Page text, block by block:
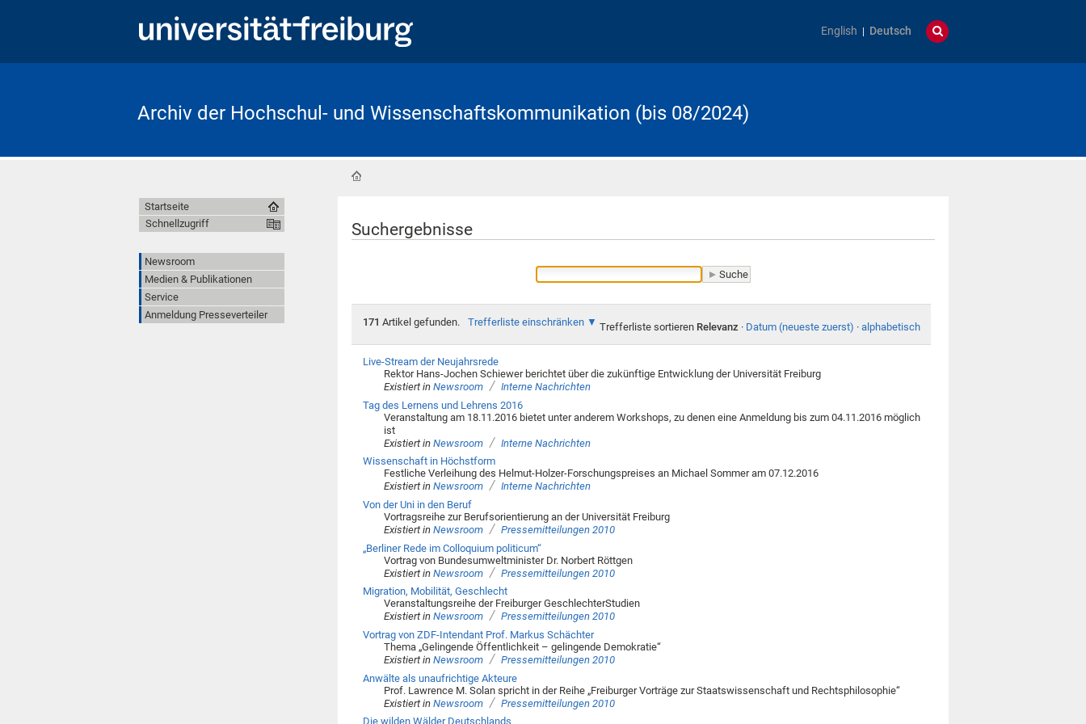
English Deutsch
Archiv der Hochschul- und Wissenschaftskommunikation (bis 08/2024)
Suchergebnisse
171 Artikel gefunden. Trefferliste einschränken Trefferliste sortieren Relevanz · Datum (neueste zuerst) · alphabetisch
Live-Stream der Neujahrsrede
Rektor Hans-Jochen Schiewer berichtet über die zukünftige Entwicklung der Universität Freiburg
Existiert in Newsroom / Interne Nachrichten
Tag des Lernens und Lehrens 2016
Veranstaltung am 18.11.2016 bietet unter anderem Workshops, zu denen eine Anmeldung bis zum 04.11.2016 möglich
ist
Existiert in Newsroom / Interne Nachrichten
Wissenschaft in Höchstform
Festliche Verleihung des Helmut-Holzer-Forschungspreises an Michael Sommer am 07.12.2016
Existiert in Newsroom / Interne Nachrichten
Von der Uni in den Beruf
Vortragsreihe zur Berufsorientierung an der Universität Freiburg
Existiert in Newsroom / Pressemitteilungen 2010
„Berliner Rede im Colloquium politicum“
Vortrag von Bundesumweltminister Dr. Norbert Röttgen
Existiert in Newsroom / Pressemitteilungen 2010
Migration, Mobilität, Geschlecht
Veranstaltungsreihe der Freiburger GeschlechterStudien
Existiert in Newsroom / Pressemitteilungen 2010
Vortrag von ZDF-Intendant Prof. Markus Schächter
Thema „Gelingende Öffentlichkeit – gelingende Demokratie“
Existiert in Newsroom / Pressemitteilungen 2010
Anwälte als unaufrichtige Akteure
Prof. Lawrence M. Solan spricht in der Reihe „Freiburger Vorträge zur Staatswissenschaft und Rechtsphilosophie“
Existiert in Newsroom / Pressemitteilungen 2010
Die wilden Wälder Deutschlands
Startseite
Schnellzugriff
Newsroom
Medien & Publikationen
Service
Anmeldung Presseverteiler